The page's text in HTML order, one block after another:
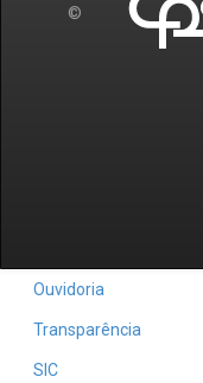
©
Ouvidoria
Transparência
SIC